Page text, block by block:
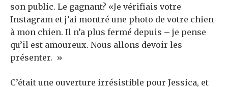
son public. Le gagnant? «Je vérifiais votre
Instagram et j’ai montré une photo de votre chien
à mon chien. Il n’a plus fermé depuis – je pense
qu’il est amoureux. Nous allons devoir les
présenter. »
C’était une ouverture irrésistible pour Jessica, et